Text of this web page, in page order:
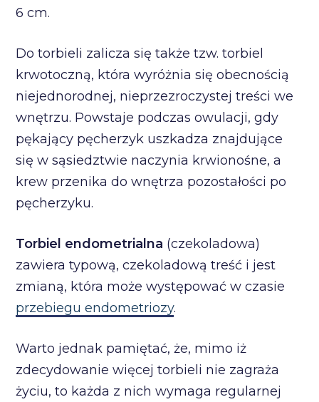
6 cm.
Do torbieli zalicza się także tzw. torbiel
krwotoczną, która wyróżnia się obecnością
niejednorodnej, nieprzezroczystej treści we
wnętrzu. Powstaje podczas owulacji, gdy
pękający pęcherzyk uszkadza znajdujące
się w sąsiedztwie naczynia krwionośne, a
krew przenika do wnętrza pozostałości po
pęcherzyku.
Torbiel endometrialna (czekoladowa)
zawiera typową, czekoladową treść i jest
zmianą, która może występować w czasie
przebiegu endometriozy.
Warto jednak pamiętać, że, mimo iż
zdecydowanie więcej torbieli nie zagraża
życiu, to każda z nich wymaga regularnej